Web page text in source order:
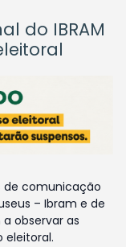
do IBRAM
de comunicação
– Ibram e de
observar as
eleitoral.